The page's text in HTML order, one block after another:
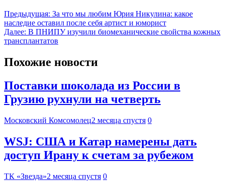
Предыдущая: За что мы любим Юрия Никулина: какое
наследие оставил после себя артист и юморист
Далее: В ПНИПУ изучили биомеханические свойства кожных
трансплантатов
Похожие новости
Поставки шоколада из России в
Грузию рухнули на четверть
Московский Комсомолец2 месяца спустя 0
WSJ: США и Катар намерены дать
доступ Ирану к счетам за рубежом
ТК «Звезда»2 месяца спустя 0